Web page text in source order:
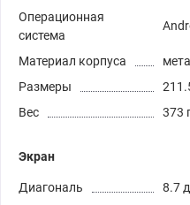
Операционная
система
Материал корпуса
Размеры
Вес
373
Экран
Диагональ
8.7